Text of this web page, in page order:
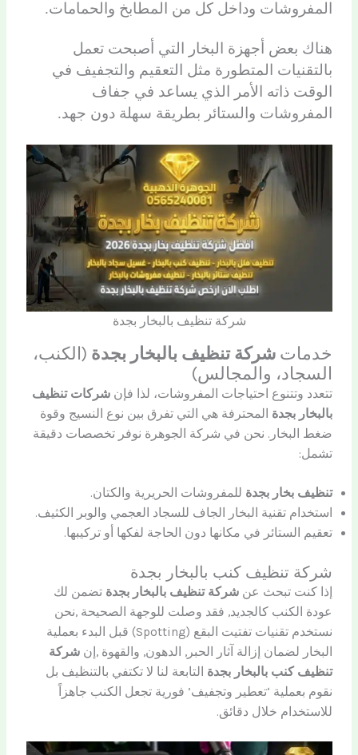
المفروشات وداخل كل من المطابخ والحمامات.
هناك بعض أجهزة البخار التي أصبحت تعمل
بالتقنيات المتطورة مثل التعقيم والتجفيف في
الوقت ذاته الأمر الذي يساعد في جفاف
المفروشات والستائر بطريقة سهلة دون جهد.
شركة تنظيف بالبخار بجدة
خدماتشركة تنظيف بالبخار بجدة (الكنب،
السجاد، والمجالس)
تتعدد وتتنوع احتياجات المفروشات، لذا فإنشركات تنظيف
بالبخار بجدة المحترفة هي التي تفرق بين نوع النسيج وقوة
ضغط البخار. نحن في شركة الجوهرة نوفر تخصصات دقيقة
تشمل:
تنظيف بخار بجدة للمفروشات الحريرية والكتان.
استخدام تقنية البخار الجاف للسجاد العجمي والوبر الكثيف.
تعقيم الستائر في مكانها دون الحاجة لفكها أو تركيبها.
شركة تنظيف كنب بالبخار بجدة
إذا كنت تبحث عنشركة تنظيف بالبخار بجدة تضمن لك
عودة الكنب كالجديد, فقد وصلت للوجهة الصحيحة ,نحن
نستخدم تقنيات تفتيت البقع (Spotting) قبل البدء بعملية
البخار لضمان إزالة آثار الحبر, الدهون, والقهوة ,إنشركة
تنظيف كنب بالبخار بجدة التابعة لنا لا تكتفي بالتنظيف بل
نقوم بعملية ‘تعطير وتجفيف’ فورية تجعل الكنب جاهزاً
للاستخدام خلال دقائق.